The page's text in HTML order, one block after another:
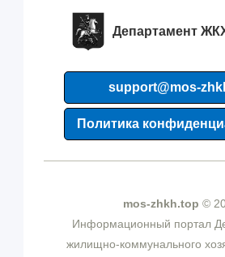
Департамент
support@mos-
Политика
mos-zhkh.top ©
Информационный портал
жилищно-коммунального